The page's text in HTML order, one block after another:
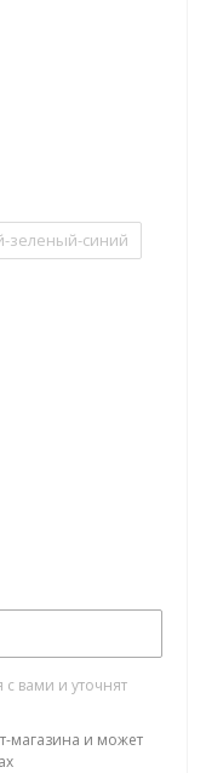
зеленый-синий
вами и уточнят
магазина и может